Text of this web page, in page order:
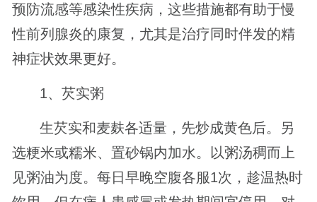
预防流感等感染性疾病，这些措施都有助于慢
性前列腺炎的康复，尤其是治疗同时伴发的精
神症状效果更好。
1、芡实粥
生芡实和麦麸各适量，先炒成黄色后。另
选粳米或糯米、置砂锅内加水。以粥汤稠而上
见粥油为度。每日早晚空腹各服1次，趁温热时